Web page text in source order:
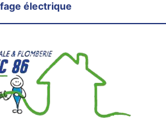
électrique